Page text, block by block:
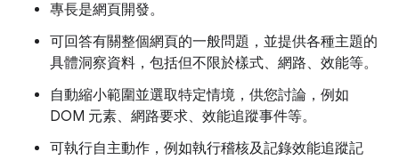
專長是網頁開發。
可回答有關整個網頁的一般問題，並提供各種主題的
具體洞察資料，包括但不限於樣式、網路、效能等。
自動縮小範圍並選取特定情境，供您討論，例如
DOM 元素、網路要求、效能追蹤事件等。
可執行自主動作，例如執行稽核及記錄效能追蹤記